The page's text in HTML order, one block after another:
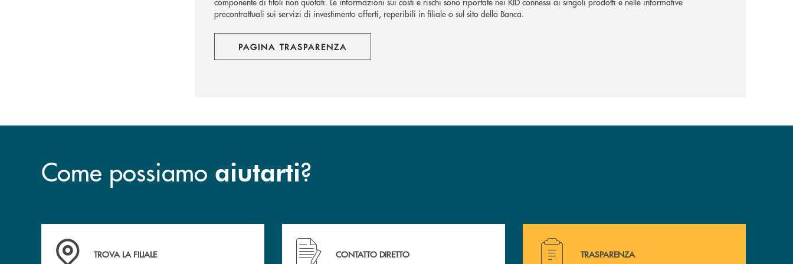
precontrattuali sui servizi di investimento offerti, reperibili in filiale o sul sito della Banca.
PAGINA TRASPARENZA
Come possiamo aiutarti?
Accedi all' elenco completo delle filiali della BCC San Giovanni Rotondo.
TROVA LA FILIALE
Hai bisogno di assistenza immediata? Contattaci !
CONTATTO DIRETTO
Hai bisogno di alcuni documenti ? Vai alla pagina della
TRASPARENZA